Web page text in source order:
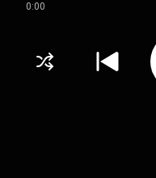
0:00